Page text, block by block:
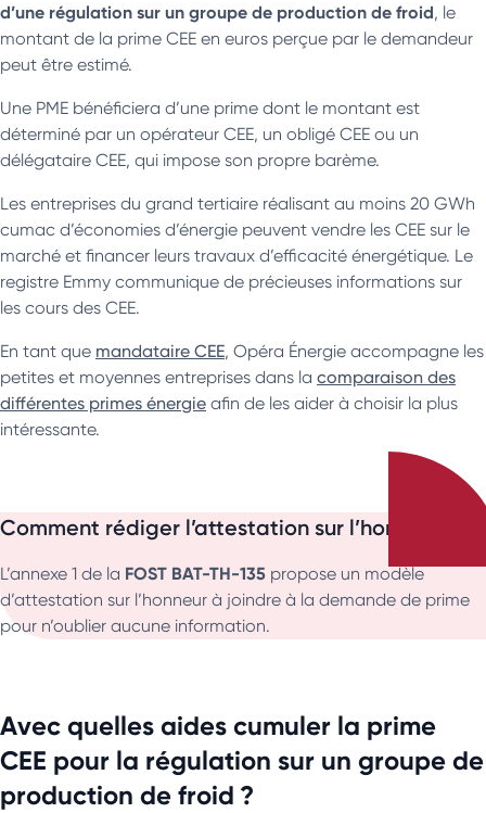
d’une régulation sur un groupe de production de froid, le
montant de la prime CEE en euros perçue par le demandeur
peut être estimé.
Une PME bénéficiera d’une prime dont le montant est
déterminé par un opérateur CEE, un obligé CEE ou un
délégataire CEE, qui impose son propre barème.
Les entreprises du grand tertiaire réalisant au moins 20 GWh
cumac d’économies d’énergie peuvent vendre les CEE sur le
marché et financer leurs travaux d’efficacité énergétique. Le
registre Emmy communique de précieuses informations sur
les cours des CEE.
En tant que mandataire CEE, Opéra Énergie accompagne les
petites et moyennes entreprises dans la comparaison des
différentes primes énergie afin de les aider à choisir la plus
intéressante.
Comment rédiger l’attestation sur l’honneur ?
L’annexe 1 de la FOST BAT-TH-135 propose un modèle
d’attestation sur l’honneur à joindre à la demande de prime
pour n’oublier aucune information.
Avec quelles aides cumuler la prime
CEE pour la régulation sur un groupe de
production de froid ?